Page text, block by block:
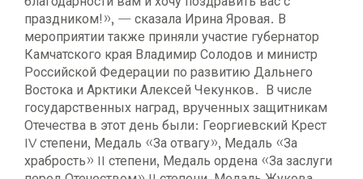
праздником!», — сказала Ирина Яровая. В
мероприятии также приняли участие губернатор
Камчатского края Владимир Солодов и министр
Российской Федерации по развитию Дальнего
Востока и Арктики Алексей Чекунков. В числе
государственных наград, врученных защитникам
Отечества в этот день были: Георгиевский Крест
IV степени, Медаль «За отвагу», Медаль «За
храбрость» II степени, Медаль ордена «За заслуги